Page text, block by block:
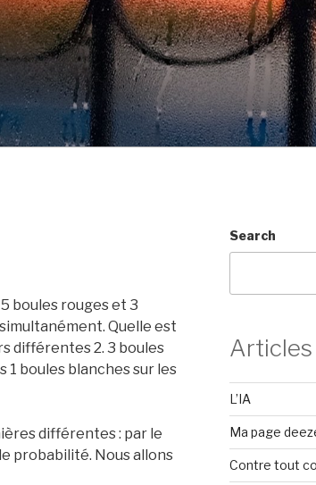
boules rouges et 3
Quelle est
différentes 2. 3 boules
1 boules blanches sur les
différentes : par le
probabilité. Nous allons
Search
L’IA
Ma page
Contre tout